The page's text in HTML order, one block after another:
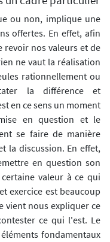
ou non, implique une
offertes. En effet, afin
revoir nos valeurs et de
ne vaut la réalisation
rationnellement ou
la différence et
en ce sens un moment
en question et le
se faire de manière
la discussion. En effet,
en question son
valeur à ce qui
exercice est beaucoup
vient nous expliquer ce
ce qui l'est. Le
fondamentaux